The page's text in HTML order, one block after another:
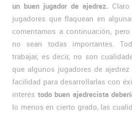
un buen jugador de ajedrez.
jugadores que flaquean en
comentamos a continuación,
no sean todas importantes.
trabajar, es decir, no son
que algunos jugadores de
facilidad para desarrollarlas con
interés todo buen ajedrecista
lo menos en cierto grado, las